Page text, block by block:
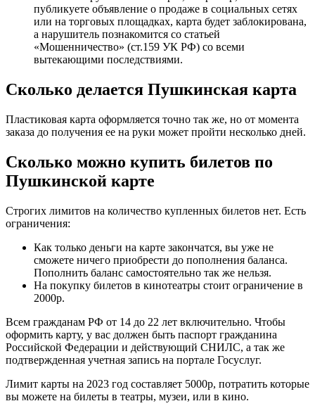
публикуете объявление о продаже в социальных сетях
или на торговых площадках, карта будет заблокирована,
а нарушитель познакомится со статьей
«Мошенничество» (ст.159 УК РФ) со всеми
вытекающими последствиями.
Сколько делается Пушкинская карта
Пластиковая карта оформляется точно так же, но от момента
заказа до получения ее на руки может пройти несколько дней.
Сколько можно купить билетов по
Пушкинской карте
Строгих лимитов на количество купленных билетов нет. Есть
ограничения:
Как только деньги на карте закончатся, вы уже не
сможете ничего приобрести до пополнения баланса.
Пополнить баланс самостоятельно так же нельзя.
На покупку билетов в кинотеатры стоит ограничение в
2000р.
Всем гражданам РФ от 14 до 22 лет включительно. Чтобы
оформить карту, у вас должен быть паспорт гражданина
Российской Федерации и действующий СНИЛС, а так же
подтвержденная учетная запись на портале Госуслуг.
Лимит карты на 2023 год составляет 5000р, потратить которые
вы можете на билеты в театры, музеи, или в кино.